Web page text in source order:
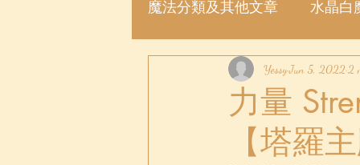
魔法分類及其他文章 水晶白
魔法許願瓶 魔法粉
力量
【塔羅
YessyJun 5, 2022 2